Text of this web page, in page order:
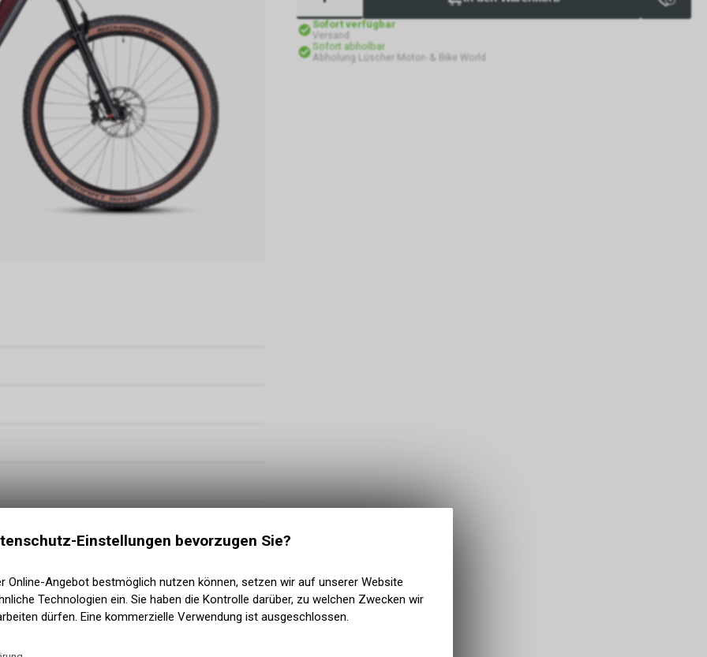
Sofort verfügbar
Versand
Sofort abholbar
Abholung Lüscher Motor- & Bike World
12-Speed
200)
Einstellungen bevorzugen Sie?
Online-Angebot bestmöglich nutzen können, setzen wir auf unserer Website
Technologien ein. Sie haben die Kontrolle darüber, zu welchen Zwecken wir
dürfen. Eine kommerzielle Verwendung ist ausgeschlossen.